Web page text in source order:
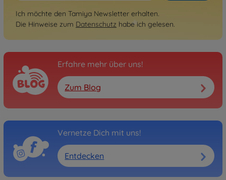
Ich möchte den Tamiya Newsletter erhalten.
Die Hinweise zum Datenschutz habe ich gelesen.
Erfahre mehr über uns!
Zum Blog
Vernetze Dich mit uns!
Entdecken